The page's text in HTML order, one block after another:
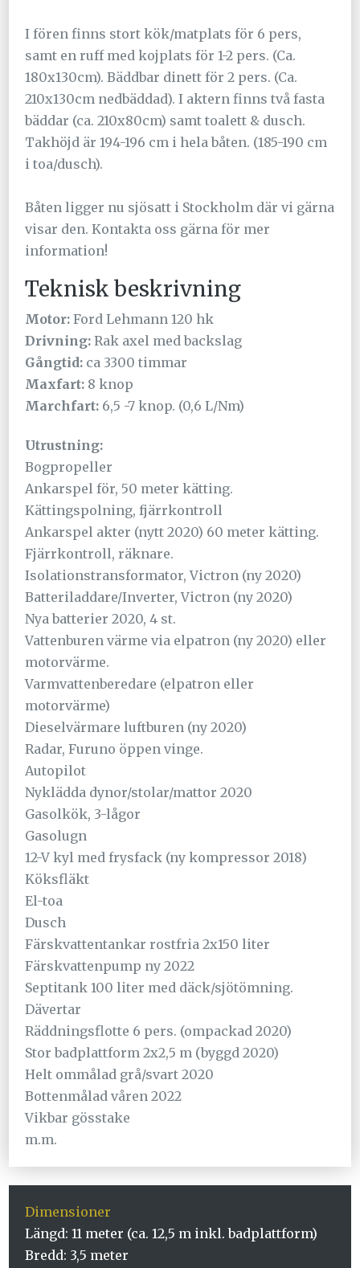
I fören finns stort kök/matplats för 6 pers,
samt en ruff med kojplats för 1-2 pers. (Ca.
180x130cm). Bäddbar dinett för 2 pers. (Ca.
210x130cm nedbäddad). I aktern finns två fasta
bäddar (ca. 210x80cm) samt toalett & dusch.
Takhöjd är 194-196 cm i hela båten. (185-190 cm
i toa/dusch).
Båten ligger nu sjösatt i Stockholm där vi gärna
visar den. Kontakta oss gärna för mer
information!
Teknisk beskrivning
Motor: Ford Lehmann 120 hk
Drivning: Rak axel med backslag
Gångtid: ca 3300 timmar
Maxfart: 8 knop
Marchfart: 6,5 -7 knop. (0,6 L/Nm)
Utrustning:
Bogpropeller
Ankarspel för, 50 meter kätting.
Kättingspolning, fjärrkontroll
Ankarspel akter (nytt 2020) 60 meter kätting.
Fjärrkontroll, räknare.
Isolationstransformator, Victron (ny 2020)
Batteriladdare/Inverter, Victron (ny 2020)
Nya batterier 2020, 4 st.
Vattenburen värme via elpatron (ny 2020) eller
motorvärme.
Varmvattenberedare (elpatron eller
motorvärme)
Dieselvärmare luftburen (ny 2020)
Radar, Furuno öppen vinge.
Autopilot
Nyklädda dynor/stolar/mattor 2020
Gasolkök, 3-lågor
Gasolugn
12-V kyl med frysfack (ny kompressor 2018)
Köksfläkt
El-toa
Dusch
Färskvattentankar rostfria 2x150 liter
Färskvattenpump ny 2022
Septitank 100 liter med däck/sjötömning.
Dävertar
Räddningsflotte 6 pers. (ompackad 2020)
Stor badplattform 2x2,5 m (byggd 2020)
Helt ommålad grå/svart 2020
Bottenmålad våren 2022
Vikbar gösstake
m.m.
Dimensioner
Längd: 11 meter (ca. 12,5 m inkl. badplattform)
Bredd: 3,5 meter